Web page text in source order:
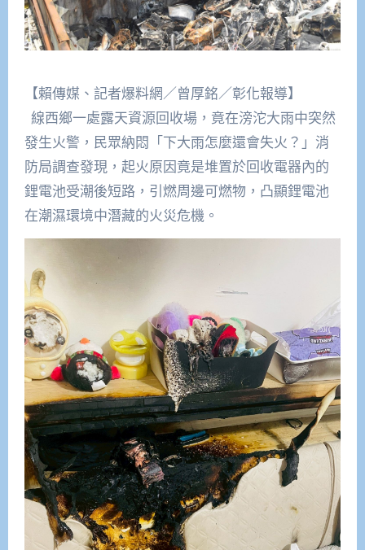
【賴傳媒、記者爆料網／曾厚銘／彰化報導】
線西鄉一處露天資源回收場，竟在滂沱大雨中突然
發生火警，民眾納悶「下大雨怎麼還會失火？」消
防局調查發現，起火原因竟是堆置於回收電器內的
鋰電池受潮後短路，引燃周邊可燃物，凸顯鋰電池
在潮濕環境中潛藏的火災危機。